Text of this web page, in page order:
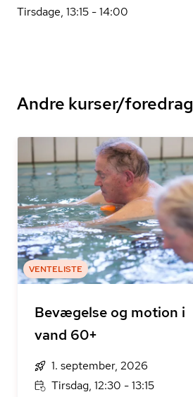
Tirsdage, 13:15 - 14:00
Andre kurser/foredrag
VENTELISTE
Bevægelse og motion i
vand 60+
1. september, 2026
Tirsdag, 12:30 - 13:15